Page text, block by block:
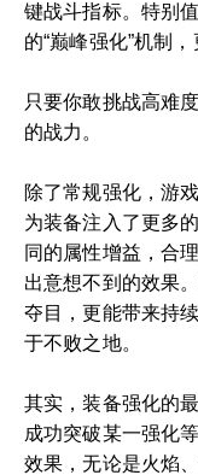
键战斗指标。特别
的“巅峰强化”机制
只要你敢挑战高难
的战力。
除了常规强化，游
为装备注入了更多
同的属性增益，合
出意想不到的效果
夺目，更能带来持
于不败之地。
其实，装备强化的
成功突破某一强化
效果，无论是火焰